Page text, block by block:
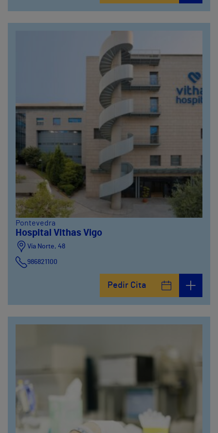
Pontevedra
Hospital Vithas Vigo
Vía Norte, 48
986821100
Pedir Cita